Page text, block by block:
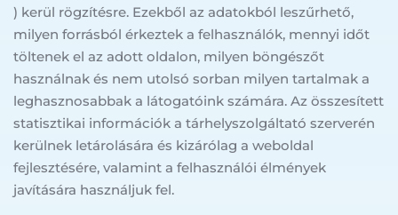
) kerül rögzítésre. Ezekből az adatokból leszűrhető,
milyen forrásból érkeztek a felhasználók, mennyi időt
töltenek el az adott oldalon, milyen böngészőt
használnak és nem utolsó sorban milyen tartalmak a
leghasznosabbak a látogatóink számára. Az összesített
statisztikai információk a tárhelyszolgáltató szerverén
kerülnek letárolására és kizárólag a weboldal
fejlesztésére, valamint a felhasználói élmények
javítására használjuk fel.